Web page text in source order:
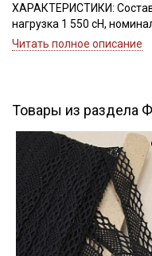
ХАРАКТЕРИСТИКИ:
нагрузка 1 550 сН,
Текс(структура)- 34,5
Читать полное описание
Товары из раздела
Ознакомлен(а) с
данных и даю
данных